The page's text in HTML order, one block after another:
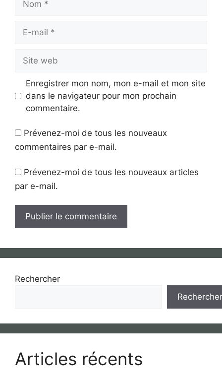
mail
web
Enregistrer mon nom, mon e-mail et mon site
dans le navigateur pour mon prochain
commentaire.
Prévenez-moi de tous les nouveaux
commentaires par e-mail.
Prévenez-moi de tous les nouveaux articles
par e-mail.
Rechercher
Rechercher
Articles récents